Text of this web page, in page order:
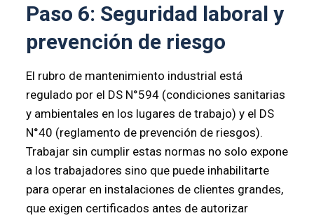
Paso 6: Seguridad laboral y
prevención de riesgo
El rubro de mantenimiento industrial está
regulado por el DS N°594 (condiciones sanitarias
y ambientales en los lugares de trabajo) y el DS
N°40 (reglamento de prevención de riesgos).
Trabajar sin cumplir estas normas no solo expone
a los trabajadores sino que puede inhabilitarte
para operar en instalaciones de clientes grandes,
que exigen certificados antes de autorizar